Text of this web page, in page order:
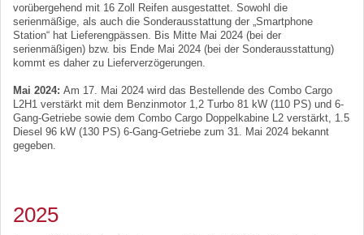
vorübergehend mit 16 Zoll Reifen ausgestattet. Sowohl die
serienmäßige, als auch die Sonderausstattung der „Smartphone
Station“ hat Lieferengpässen. Bis Mitte Mai 2024 (bei der
serienmäßigen) bzw. bis Ende Mai 2024 (bei der Sonderausstattung)
kommt es daher zu Lieferverzögerungen.
Mai 2024: Am 17. Mai 2024 wird das Bestellende des Combo Cargo
L2H1 verstärkt mit dem Benzinmotor 1,2 Turbo 81 kW (110 PS) und 6-
Gang-Getriebe sowie dem Combo Cargo Doppelkabine L2 verstärkt, 1.5
Diesel 96 kW (130 PS) 6-Gang-Getriebe zum 31. Mai 2024 bekannt
gegeben.
2025